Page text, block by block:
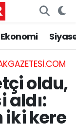
Ekonomi
oldu,
aldı:
iki kere